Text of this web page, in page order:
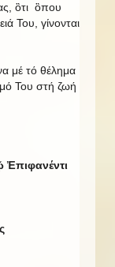
ὃτι ὃπου
Του, γίνονται
μέ τό θέλημα
Του στή ζωή
Ἐπιφανέντι